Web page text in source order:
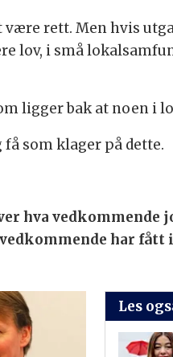
rett. Men hvis
lov, i små
ligger bak at noen i
som klager på dette.
hva vedkommende
har
Les